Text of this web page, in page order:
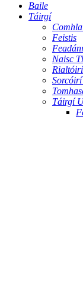
Baile
Táirgí
Feistis
Naisc
Rialtóirí
Táirgí